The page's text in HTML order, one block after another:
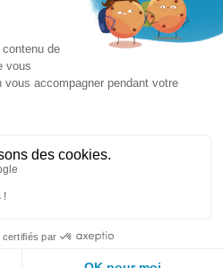
légales
de ventes
de signalement